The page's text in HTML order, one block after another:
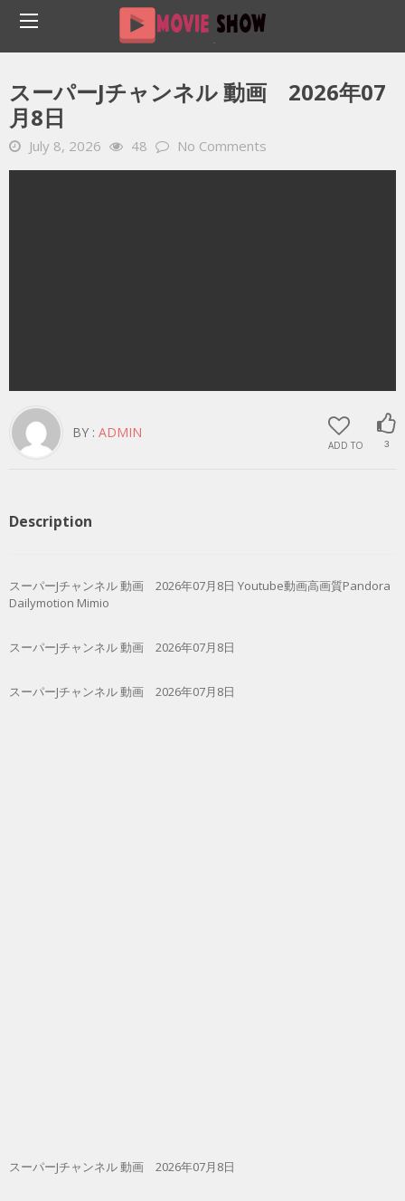
Home
YOUTUBE 動画 毎日
スーパーJチャンネル 動画 2026年07月8日
スーパーJチャンネル 動画 2026年07
月8日
July 8, 2026 48 No Comments
ADD TO 3
BY : ADMIN
Description
スーパーJチャンネル 動画 2026年07月8日 Youtube動画高画質Pandora
Dailymotion Mimio
スーパーJチャンネル 動画 2026年07月8日
スーパーJチャンネル 動画 2026年07月8日
スーパーJチャンネル 動画 2026年07月8日